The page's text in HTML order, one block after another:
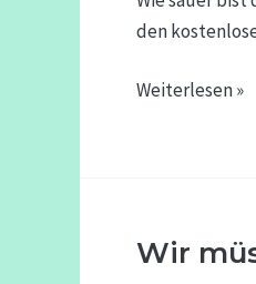
den
wirklich?
Weiterlesen »
Wir
Wir